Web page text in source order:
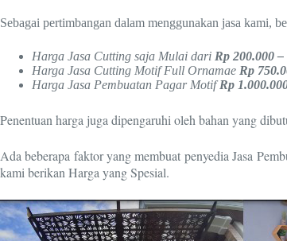
Sebagai pertimbangan dalam menggunakan jasa kami,
Harga Jasa Cutting saja Mulai dari Rp 200.000
Harga Jasa Cutting Motif Full Ornamae Rp
Harga Jasa Pembuatan Pagar MotifRp
Penentuan harga juga dipengaruhi oleh bahan yang
Ada beberapa faktor yang membuat penyedia Jasa
kami berikan Harga yang Spesial.